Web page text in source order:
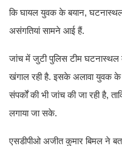
कि घायल युवक के बयान,
असंगतियां सामने आई हैं.
जांच में जुटी पुलिस टीम
खंगाल रही है. इसके अलावा युवक
संपर्कों की भी जांच की जा रही है,
लगाया जा सके.
एसडीपीओ अजीत कुमार बिमल ने